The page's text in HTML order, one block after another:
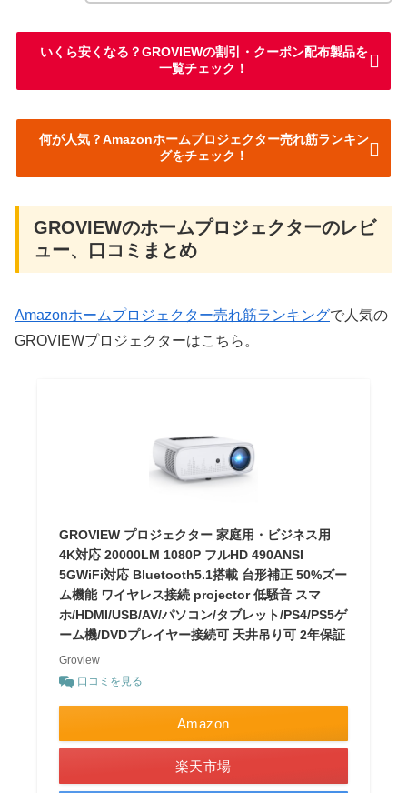
いくら安くなる？GROVIEWの割引・クーポン配布製品を
一覧チェック！
何が人気？Amazonホームプロジェクター売れ筋ランキン
グをチェック！
GROVIEWのホームプロジェクターのレビ
ュー、口コミまとめ
Amazonホームプロジェクター売れ筋ランキングで人気の
GROVIEWプロジェクターはこちら。
GROVIEW プロジェクター 家庭用・ビジネス用
4K対応 20000LM 1080P フルHD 490ANSI
5GWiFi対応 Bluetooth5.1搭載 台形補正 50%ズー
ム機能 ワイヤレス接続 projector 低騒音 スマ
ホ/HDMI/USB/AV/パソコン/タブレット/PS4/PS5ゲ
ーム機/DVDプレイヤー接続可 天井吊り可 2年保証
Groview
口コミを見る
Amazon
楽天市場